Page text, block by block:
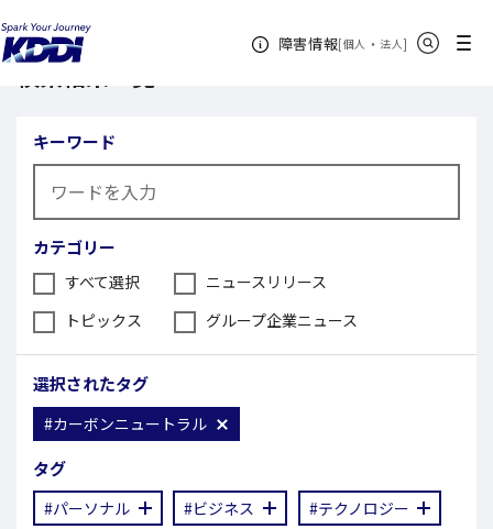
障害情報[個人 ・ 法人新規ウィンドウ
]
メニュー
キーワード
カテゴリー
すべて選択
ニュースリリース
トピックス
グループ企業ニュース
選択されたタグ
#カーボンニュートラル
タグ
#パーソナル #ビジネス
#テクノロジー